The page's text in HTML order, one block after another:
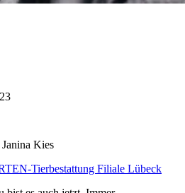
Kies
Tierbestattung Filiale Lübeck